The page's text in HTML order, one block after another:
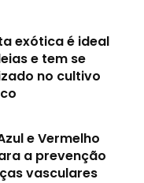
exótica é ideal
e tem se
no cultivo
e Vermelho
a prevenção
vasculares